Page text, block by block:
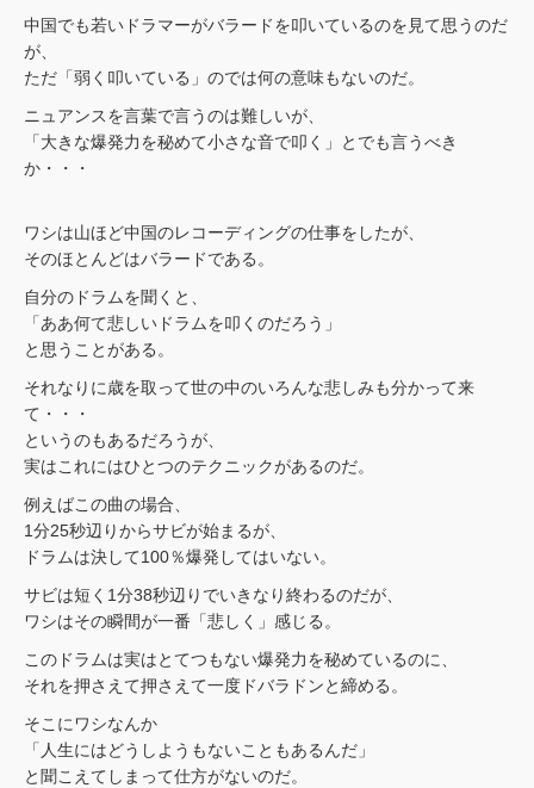
中国でも若いドラマーがバラードを叩いているのを見て思うのだ
が、
ただ「弱く叩いている」のでは何の意味もないのだ。
ニュアンスを言葉で言うのは難しいが、
「大きな爆発力を秘めて小さな音で叩く」とでも言うべき
か・・・
ワシは山ほど中国のレコーディングの仕事をしたが、
そのほとんどはバラードである。
自分のドラムを聞くと、
「ああ何て悲しいドラムを叩くのだろう」
と思うことがある。
それなりに歳を取って世の中のいろんな悲しみも分かって来
て・・・
というのもあるだろうが、
実はこれにはひとつのテクニックがあるのだ。
例えばこの曲の場合、
1分25秒辺りからサビが始まるが、
ドラムは決して100％爆発してはいない。
サビは短く1分38秒辺りでいきなり終わるのだが、
ワシはその瞬間が一番「悲しく」感じる。
このドラムは実はとてつもない爆発力を秘めているのに、
それを押さえて押さえて一度ドバラドンと締める。
そこにワシなんか
「人生にはどうしようもないこともあるんだ」
と聞こえてしまって仕方がないのだ。